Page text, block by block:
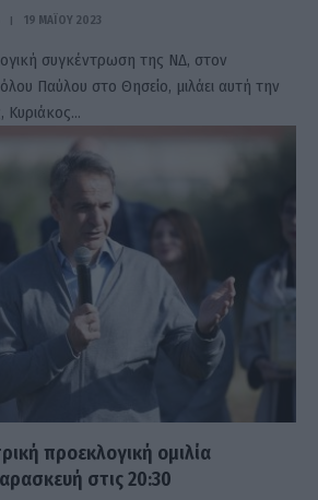
19 ΜΑΪ́ΟΥ 2023
συγκέντρωση της ΝΔ, στον
Παύλου στο Θησείο, μιλάει αυτή την
προεκλογική ομιλία
στις 20:30